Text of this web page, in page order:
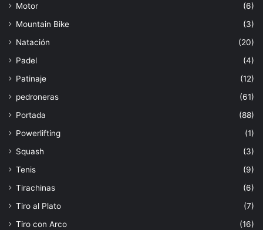
Motor
(6)
Mountain Bike
(3)
Natación
(20)
Padel
(4)
Patinaje
(12)
pedroneras
(61)
Portada
(88)
Powerlifting
(1)
Squash
(3)
Tenis
(9)
Tirachinas
(6)
Tiro al Plato
(7)
Tiro con Arco
(16)